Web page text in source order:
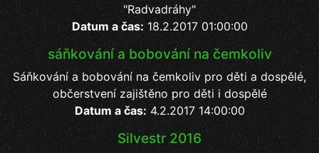
"Radvadráhy"
Datum a čas:18.2.2017 01:00:00
sáňkování a bobování na čemkoliv
Sáňkování a bobování na čemkoliv pro děti a dospělé,
občerstvení zajištěno pro děti i dospělé
Datum a čas: 4.2.2017 14:00:00
Silvestr 2016